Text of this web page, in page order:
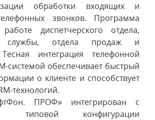
обработки входящих и
звонков. Программа
диспетчерского отдела,
службы, отдела продаж и
интеграция телефонной
системой обеспечивает быстрый
о клиенте и способствует
технологий.
ПРОФ» интегрирован с
типовой конфигурации